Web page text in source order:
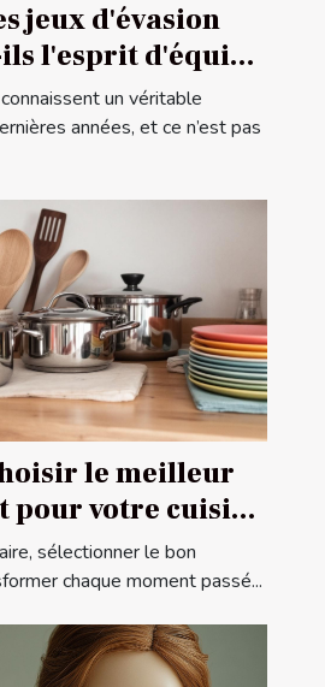
jeux d'évasion
l'esprit d'équipe
un véritable
années, et ce n’est pas
le meilleur
pour votre cuisine
sélectionner le bon
chaque moment passé...